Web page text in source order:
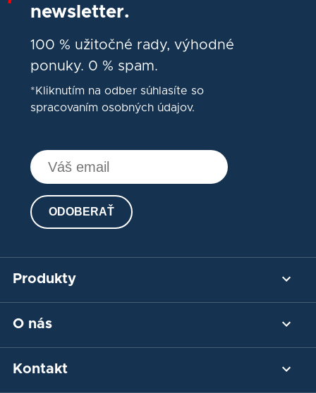
newsletter.
100 % užitočné rady, výhodné
ponuky. 0 % spam.
*Kliknutím na odber súhlasíte so
spracovaním osobných údajov.
ODOBERAŤ
Produkty
Platobná brána
Bankový prevod
O nás
Náš príbeh
Kontakt